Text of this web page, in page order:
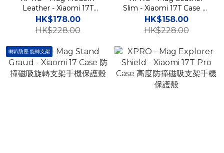
Leather - Xiaomi 17T
Ultra Case 貼身防撞皮紋磁
吸手機保護殼
HK$178.00
HK$228.00
Slim - Xiaomi 17T Case 貼
身防撞皮紋磁吸手機保護殼
HK$158.00
HK$228.00
喇叭防塵 旋轉支架